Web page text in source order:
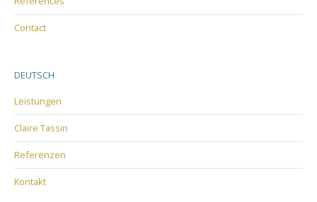
Contact
DEUTSCH
Leistungen
Claire Tassin
Referenzen
Kontakt